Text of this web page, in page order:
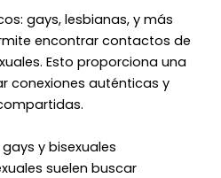
gays, lesbianas, y más
encontrar contactos de
Esto proporciona una
conexiones auténticas y
y bisexuales
suelen buscar